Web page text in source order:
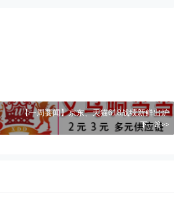
【一周要闻】京东、天猫618战绩新鲜出炉
下一篇>>